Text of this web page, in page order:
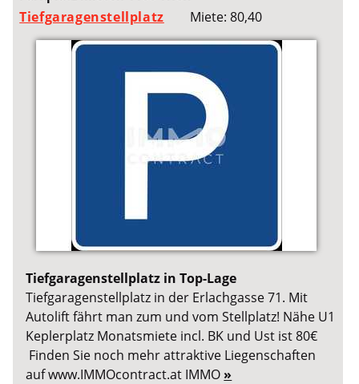
Tiefgaragenstellplatz
Miete: 80,40
Tiefgaragenstellplatz in Top-Lage
Tiefgaragenstellplatz in der Erlachgasse 71. Mit
Autolift fährt man zum und vom Stellplatz! Nähe U1
Keplerplatz Monatsmiete incl. BK und Ust ist 80€
Finden Sie noch mehr attraktive Liegenschaften
auf www.IMMOcontract.at IMMO »